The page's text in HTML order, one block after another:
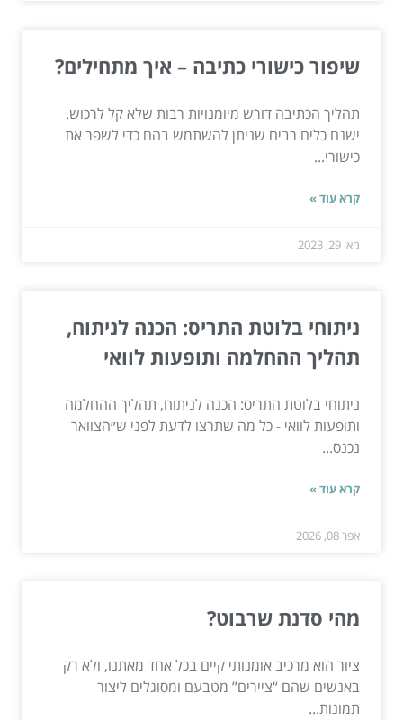
שיפור כישורי כתיבה – איך מתחילים?
תהליך הכתיבה דורש מיומנויות רבות שלא קל לרכוש.
ישנם כלים רבים שניתן להשתמש בהם כדי לשפר את
כישורי...
קרא עוד »
מאי 29, 2023
ניתוחי בלוטת התריס: הכנה לניתוח,
תהליך ההחלמה ותופעות לוואי
ניתוחי בלוטת התריס: הכנה לניתוח, תהליך ההחלמה
ותופעות לוואי - כל מה שתרצו לדעת לפני ש״הצוואר
נכנס...
קרא עוד »
אפר 08, 2026
מהי סדנת שרבוט?
ציור הוא מרכיב אומנותי קיים בכל אחד מאתנו, ולא רק
באנשים שהם “ציירים” מטבעם ומסוגלים ליצור
תמונות...